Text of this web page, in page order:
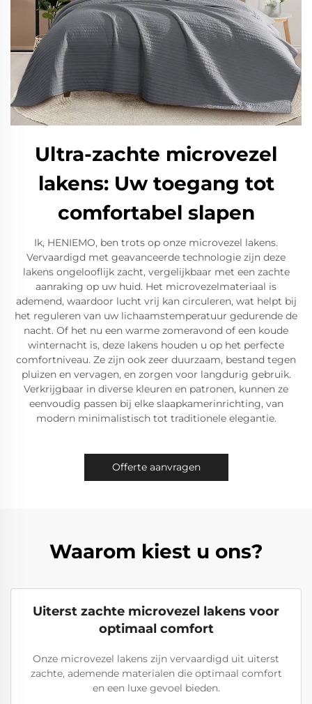
Ultra-zachte microvezel
lakens: Uw toegang tot
comfortabel slapen
Ik, HENIEMO, ben trots op onze microvezel lakens.
Vervaardigd met geavanceerde technologie zijn deze
lakens ongelooflijk zacht, vergelijkbaar met een zachte
aanraking op uw huid. Het microvezelmateriaal is
ademend, waardoor lucht vrij kan circuleren, wat helpt bij
het reguleren van uw lichaamstemperatuur gedurende de
nacht. Of het nu een warme zomeravond of een koude
winternacht is, deze lakens houden u op het perfecte
comfortniveau. Ze zijn ook zeer duurzaam, bestand tegen
pluizen en vervagen, en zorgen voor langdurig gebruik.
Verkrijgbaar in diverse kleuren en patronen, kunnen ze
eenvoudig passen bij elke slaapkamerinrichting, van
modern minimalistisch tot traditionele elegantie.
Offerte aanvragen
Waarom kiest u ons?
Uiterst zachte microvezel lakens voor
optimaal comfort
Onze microvezel lakens zijn vervaardigd uit uiterst
zachte, ademende materialen die optimaal comfort
en een luxe gevoel bieden.